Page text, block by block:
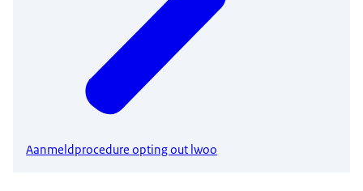
Aanmeldprocedure opting out lwoo